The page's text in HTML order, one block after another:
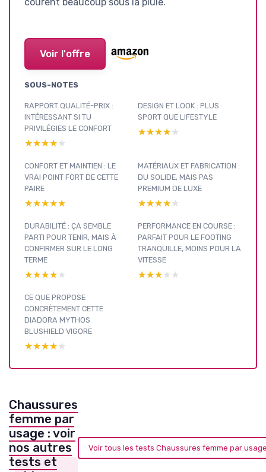
courent beaucoup sous la pluie.
Voir l'offre
SOUS-NOTES
RAPPORT QUALITÉ-PRIX :
INTÉRESSANT SI TU
PRIVILÉGIES LE CONFORT
★★★★★
★★★★★
DESIGN ET LOOK : PLUS
SPORT QUE LIFESTYLE
★★★★★
★★★★★
CONFORT ET MAINTIEN : LE
VRAI POINT FORT DE CETTE
PAIRE
★★★★★
★★★★★
MATÉRIAUX ET FABRICATION :
DU SOLIDE, MAIS PAS
PREMIUM DE LUXE
★★★★★
★★★★★
DURABILITÉ : ÇA SEMBLE
PARTI POUR TENIR, MAIS À
CONFIRMER SUR LE LONG
TERME
★★★★★
★★★★★
PERFORMANCE EN COURSE :
PARFAIT POUR LE FOOTING
TRANQUILLE, MOINS POUR LA
VITESSE
★★★★★
★★★★★
CE QUE PROPOSE
CONCRÈTEMENT CETTE
DIADORA MYTHOS
BLUSHIELD VIGORE
★★★★★
★★★★★
Chaussures
femme par
usage : voir
nos autres
tests et
Voir tous les tests Chaussures femme par